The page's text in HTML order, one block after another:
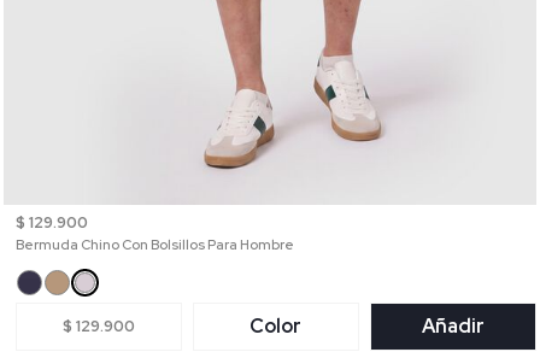
$ 129.900
Bermuda Chino Con Bolsillos Para Hombre
$ 129.900 Color Añadir